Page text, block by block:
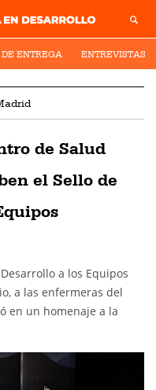
ENTREGA ENTREVISTAS
de Salud
el Sello de
a los Equipos
a las enfermeras del
en un homenaje a la